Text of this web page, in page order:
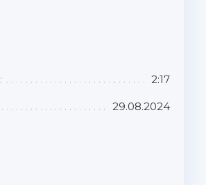
2:17
29.08.2024